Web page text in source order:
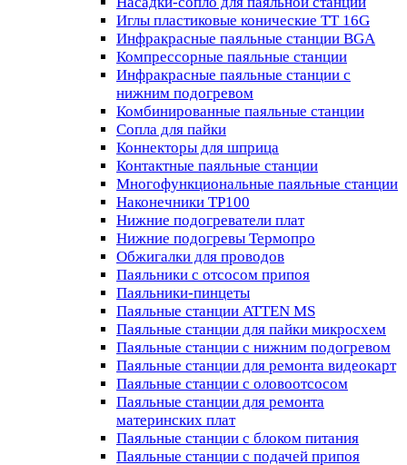
Иглы пластиковые конические TT 16G
Инфракрасные паяльные станции BGA
Компрессорные паяльные станции
Инфракрасные паяльные станции с
нижним подогревом
Комбинированные паяльные станции
Сопла для пайки
Коннекторы для шприца
Контактные паяльные станции
Многофункциональные паяльные станции
Наконечники TP100
Нижние подогреватели плат
Нижние подогревы Термопро
Обжигалки для проводов
Паяльники с отсосом припоя
Паяльники-пинцеты
Паяльные станции ATTEN MS
Паяльные станции для пайки микросхем
Паяльные станции с нижним подогревом
Паяльные станции для ремонта видеокарт
Паяльные станции с оловоотсосом
Паяльные станции для ремонта
материнских плат
Паяльные станции с блоком питания
Паяльные станции с подачей припоя